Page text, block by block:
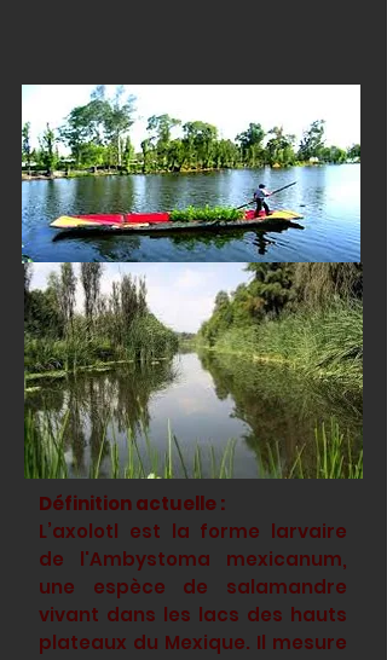
Définition actuelle :
L’axolotl est la forme larvaire
de l'Ambystoma mexicanum,
une espèce de salamandre
vivant dans les lacs des hauts
plateaux du Mexique. Il mesure